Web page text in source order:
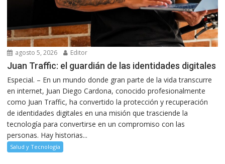
agosto 5, 2026 Editor
Juan Traffic: el guardián de las identidades digitales
Especial. – En un mundo donde gran parte de la vida transcurre
en internet, Juan Diego Cardona, conocido profesionalmente
como Juan Traffic, ha convertido la protección y recuperación
de identidades digitales en una misión que trasciende la
tecnología para convertirse en un compromiso con las
personas. Hay historias...
Salud y Tecnología